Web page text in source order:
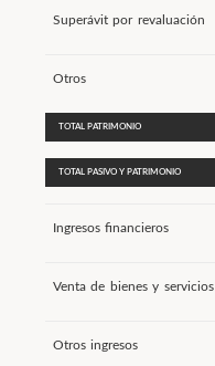
Superávit por revaluación
Otros
TOTAL PATRIMONIO
TOTAL PASIVO Y PATRIMONIO
Ingresos financieros
Venta de bienes y servicios
Otros ingresos